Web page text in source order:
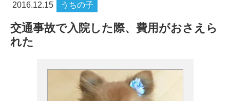
2016.12.15 うちの子
交通事故で入院した際、費用がおさえら
れた